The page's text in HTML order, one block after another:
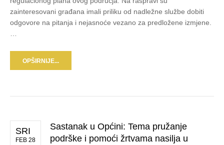
zainteresovani građana imali priliku od nadležne službe dobiti
odgovore na pitanja i nejasnoće vezano za predložene izmjene.
OPŠIRNIJE...
SRI
FEB 28
Sastanak u Općini: Tema pružanje
podrške i pomoći žrtvama nasilja u